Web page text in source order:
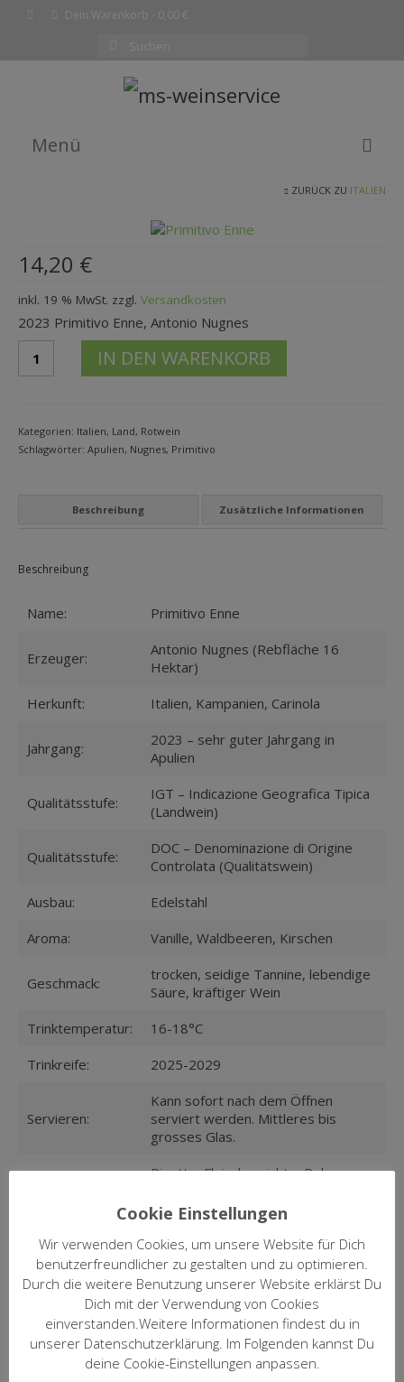
Dein Warenkorb 0,00 €
nach:
Menü
SHOP
KOMPLETTE WEINLISTE
WARENKORB
KASSE
Datenschutzbelehrung
Zahlungsarten
KONTAKT
ZUR PERSON
PHILOSOPHIE
ZURÜCK ZU ITALIEN
14,20 €
inkl. 19 % MwSt. zzgl. Versandkosten
2023 Primitivo Enne, Antonio Nugnes
Primitivo
IN DEN WARENKORB
Kategorien: Italien, Land, Rotwein
Schlagwörter: Apulien, Nugnes, Primitivo
Beschreibung Zusätzliche Informationen
Beschreibung
Name: Primitivo Enne
Erzeuger:
Antonio Nugnes (Rebfläche 16
Hektar)
Herkunft:
Italien, Kampanien, Carinola
Jahrgang:
2023 – sehr guter Jahrgang in
Apulien
Qualitätsstufe:
IGT – Indicazione Geografica Tipica
(Landwein)
Qualitätsstufe:
DOC – Denominazione di Origine
Controlata (Qualitätswein)
Ausbau:
Edelstahl
Aroma:
Vanille, Waldbeeren, Kirschen
Geschmack:
trocken, seidige Tannine, lebendige
Säure, kräftiger Wein
Trinktemperatur:
16-18°C
Trinkreife:
2025-2029
Servieren:
Kann sofort nach dem Öffnen
serviert werden. Mittleres bis
grosses Glas.
Risotto, Fleischgerichte, Reh,
Analyse:
Alkohol: 14,0% vol.; Säure: 6,5 g/l;
Zucker: 5,9 g/l
Kommentar:
Orlando Nugnes, der das Gut von
seinem Vater übernommen hat, will
den Regionen Kampanien und
Apulien wieder zu gebührendem
Ruhm verhelfen, dazu hat er den
besten Weinmacher des Südens
Cookie Einstellungen
Wir verwenden Cookies, um unsere Website für Dich
benutzerfreundlicher zu gestalten und zu optimieren.
Durch die weitere Benutzung unserer Website erklärst Du
Dich mit der Verwendung von Cookies
einverstanden.Weitere Informationen findest du in
unserer Datenschutzerklärung. Im Folgenden kannst Du
deine Cookie-Einstellungen anpassen.